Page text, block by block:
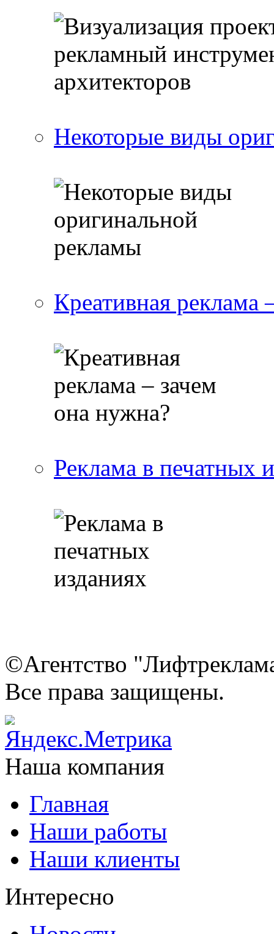
Некоторые виды
Креативная реклама
Реклама в печатных
©Агентство
Все права защищены.
Наша компания
Главная
Наши работы
Наши клиенты
Интересно